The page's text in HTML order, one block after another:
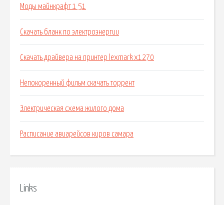
Моды майнкрафт 1 51
Скачать бланк по электроэнергии
Скачать драйвера на принтер lexmark x1270
Непокоренный фильм скачать торрент
Электрическая схема жилого дома
Расписание авиарейсов киров самара
Links